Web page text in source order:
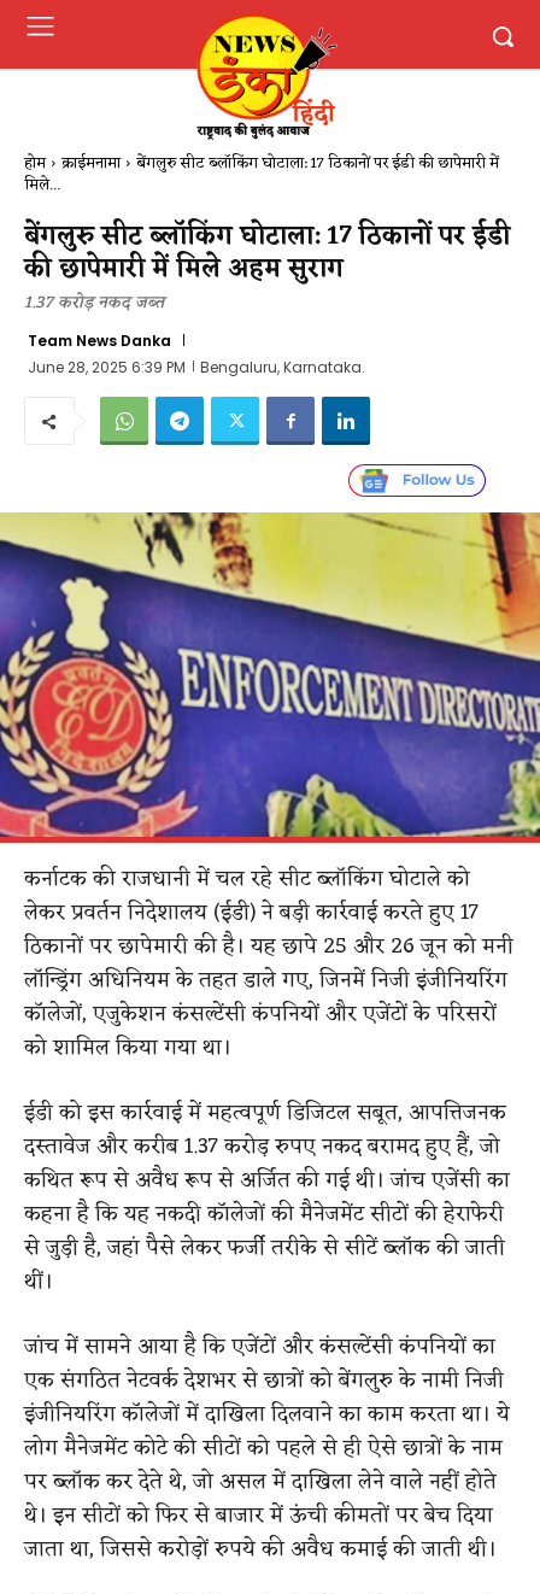
होम क्राईमनामा बेंगलुरु सीट ब्लॉकिंग घोटाला: 17 ठिकानों पर ईडी की छापेमारी में
मिले...
बेंगलुरु सीट ब्लॉकिंग घोटाला: 17 ठिकानों पर ईडी
की छापेमारी में मिले अहम सुराग
1.37 करोड़ नकद जब्त
Team News Danka
June 28, 2025 6:39 PM
Bengaluru, Karnataka.
कर्नाटक की राजधानी में चल रहे सीट ब्लॉकिंग घोटाले को
लेकर प्रवर्तन निदेशालय (ईडी) ने बड़ी कार्रवाई करते हुए 17
ठिकानों पर छापेमारी की है। यह छापे 25 और 26 जून को मनी
लॉन्ड्रिंग अधिनियम के तहत डाले गए, जिनमें निजी इंजीनियरिंग
कॉलेजों, एजुकेशन कंसल्टेंसी कंपनियों और एजेंटों के परिसरों
को शामिल किया गया था।
ईडी को इस कार्रवाई में महत्वपूर्ण डिजिटल सबूत, आपत्तिजनक
दस्तावेज और करीब 1.37 करोड़ रुपए नकद बरामद हुए हैं, जो
कथित रूप से अवैध रूप से अर्जित की गई थी। जांच एजेंसी का
कहना है कि यह नकदी कॉलेजों की मैनेजमेंट सीटों की हेराफेरी
से जुड़ी है, जहां पैसे लेकर फर्जी तरीके से सीटें ब्लॉक की जाती
थीं।
जांच में सामने आया है कि एजेंटों और कंसल्टेंसी कंपनियों का
एक संगठित नेटवर्क देशभर से छात्रों को बेंगलुरु के नामी निजी
इंजीनियरिंग कॉलेजों में दाखिला दिलवाने का काम करता था। ये
लोग मैनेजमेंट कोटे की सीटों को पहले से ही ऐसे छात्रों के नाम
पर ब्लॉक कर देते थे, जो असल में दाखिला लेने वाले नहीं होते
थे। इन सीटों को फिर से बाजार में ऊंची कीमतों पर बेच दिया
जाता था, जिससे करोड़ों रुपये की अवैध कमाई की जाती थी।